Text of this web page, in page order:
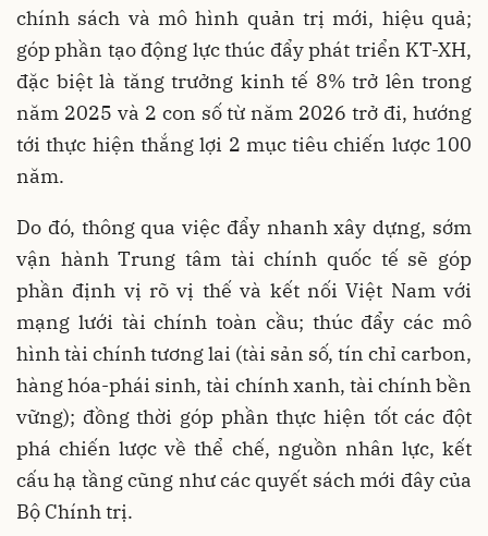
chính sách và mô hình quản trị mới, hiệu quả;
góp phần tạo động lực thúc đẩy phát triển KT-XH,
đặc biệt là tăng trưởng kinh tế 8% trở lên trong
năm 2025 và 2 con số từ năm 2026 trở đi, hướng
tới thực hiện thắng lợi 2 mục tiêu chiến lược 100
năm.
Do đó, thông qua việc đẩy nhanh xây dựng, sớm
vận hành Trung tâm tài chính quốc tế sẽ góp
phần định vị rõ vị thế và kết nối Việt Nam với
mạng lưới tài chính toàn cầu; thúc đẩy các mô
hình tài chính tương lai (tài sản số, tín chỉ carbon,
hàng hóa-phái sinh, tài chính xanh, tài chính bền
vững); đồng thời góp phần thực hiện tốt các đột
phá chiến lược về thể chế, nguồn nhân lực, kết
cấu hạ tầng cũng như các quyết sách mới đây của
Bộ Chính trị.